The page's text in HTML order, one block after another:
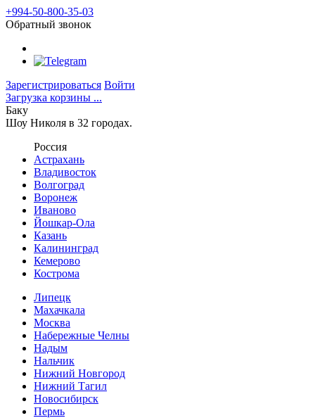
+994-50-800-35-03
Обратный звонок
Зарегистрироваться Войти
Загрузка корзины ...
Баку
Шоу Николя в 32 городах.
Россия
Астрахань
Владивосток
Волгоград
Воронеж
Иваново
Йошкар-Ола
Казань
Калининград
Кемерово
Кострома
Липецк
Махачкала
Москва
Набережные Челны
Надым
Нальчик
Нижний Новгород
Нижний Тагил
Новосибирск
Пермь